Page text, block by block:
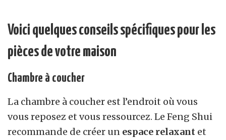
Voici quelques conseils spécifiques pour les
pièces de votre maison
Chambre à coucher
La chambre à coucher est l’endroit où vous
vous reposez et vous ressourcez. Le Feng Shui
recommande de créer un espace relaxant et